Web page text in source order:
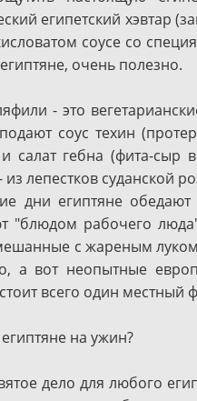
египетский хэвтар
соусе со
очень полезно.
- это
соус техин
салат гебна (фита-сыр
из лепестков суданской
дни египтяне
"блюдом рабочего
с жареным
а вот неопытные
всего один местный
на ужин?
дело для любого